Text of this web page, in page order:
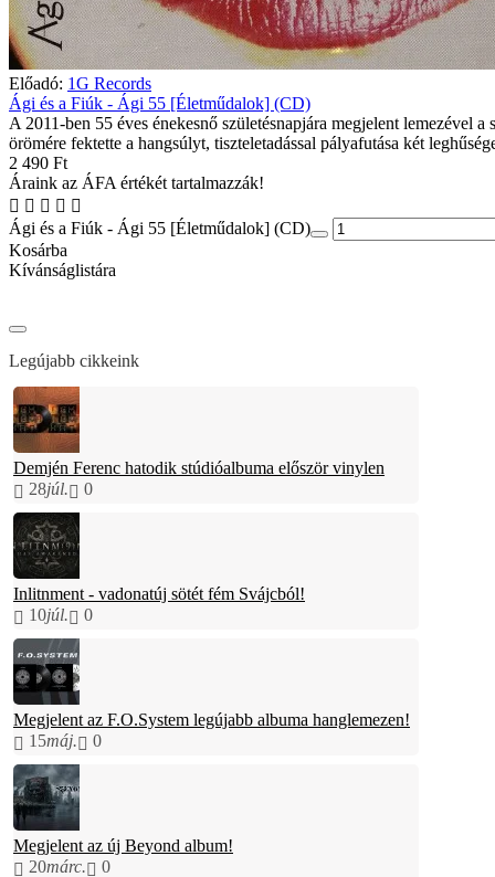
Előadó: 1G Records
Ági és a Fiúk - Ági 55 [Életműdalok] (CD)
A 2011-ben 55 éves énekesnő születésnapjára megjelent lemezével a
örömére fektette a hangsúlyt, tiszteletadással pályafutása két
2 490 Ft
Áraink az ÁFA értékét tartalmazzák!
Ági és a Fiúk - Ági 55 [Életműdalok] (CD)
Kosárba
Kívánságlistára
Legújabb cikkeink
Demjén Ferenc hatodik stúdióalbuma először vinylen
28júl. 0
Inlitnment - vadonatúj sötét fém Svájcból!
10júl. 0
Megjelent az F.O.System legújabb albuma hanglemezen!
15máj. 0
Megjelent az új Beyond album!
20márc. 0